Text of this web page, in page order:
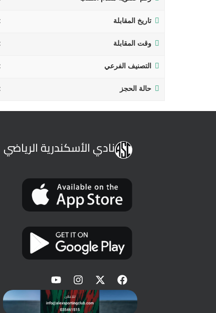
تاريخ المقابلة
وقت المقابلة
التصنيف الفرعي
حالة الحجز
نادي الأسكندرية الرياضي